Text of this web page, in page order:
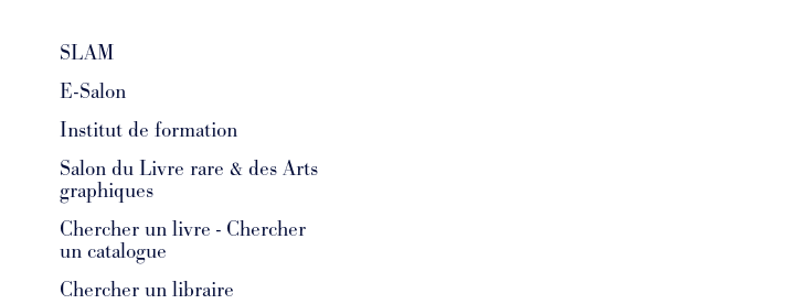
SLAM
E-Salon
Institut de formation
Salon du Livre rare & des Arts
graphiques
Chercher un livre - Chercher
un catalogue
Chercher un libraire